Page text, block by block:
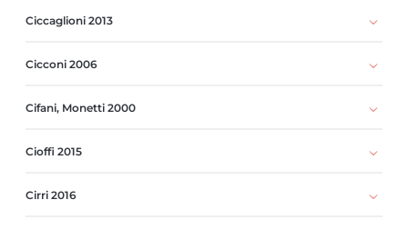
Ciccaglioni 2013
Cicconi 2006
Cifani, Monetti 2000
Cioffi 2015
Cirri 2016